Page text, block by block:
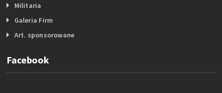
Militaria
Galeria Firm
Art. sponsorowane
Facebook